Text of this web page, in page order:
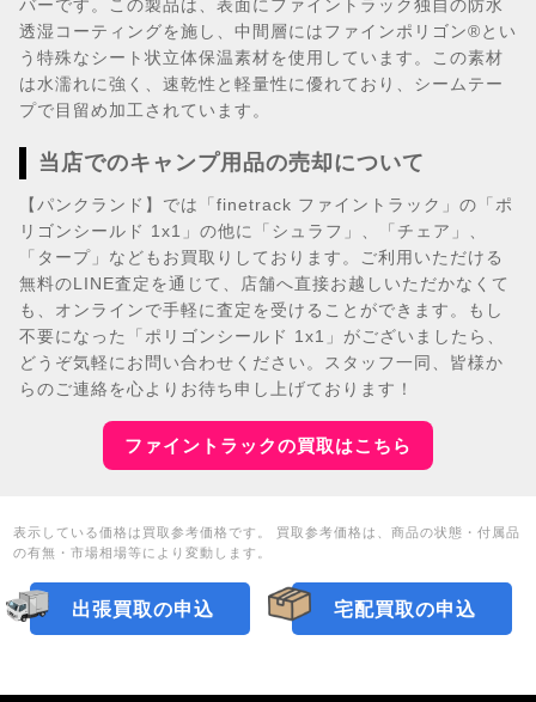
バーです。この製品は、表面にファイントラック独自の防水
透湿コーティングを施し、中間層にはファインポリゴン®とい
う特殊なシート状立体保温素材を使用しています。この素材
は水濡れに強く、速乾性と軽量性に優れており、シームテー
プで目留め加工されています。
当店でのキャンプ用品の売却について
【パンクランド】では「finetrack ファイントラック」の「ポ
リゴンシールド 1x1」の他に「シュラフ」、「チェア」、
「タープ」などもお買取りしております。ご利用いただける
無料のLINE査定を通じて、店舗へ直接お越しいただかなくて
も、オンラインで手軽に査定を受けることができます。もし
不要になった「ポリゴンシールド 1x1」がございましたら、
どうぞ気軽にお問い合わせください。スタッフ一同、皆様か
らのご連絡を心よりお待ち申し上げております！
ファイントラックの買取はこちら
表示している価格は買取参考価格です。 買取参考価格は、商品の状態・付属品
の有無・市場相場等により変動します。
出張買取の申込 宅配買取の申込